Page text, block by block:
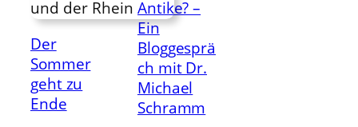
Der
Sommer
geht zu
Ende
Antike? –
Ein
Bloggesprä
ch mit Dr.
Michael
Schramm